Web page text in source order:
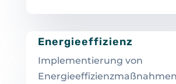
Energieeffizienz
Implementierung von